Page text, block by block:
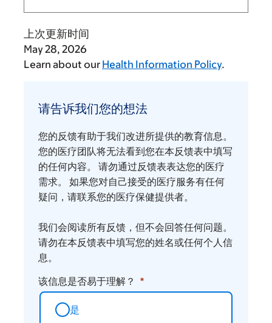
上次更新时间
May 28, 2026
Learn about our Health Information Policy.
告
我
们
您
的
想
请告诉我们您的想法
您的反馈有助于我们改进所提供的教育信息。
您的医疗团队将无法看到您在本反馈表中填写
的任何内容。 请勿通过反馈表表达您的医疗
需求。 如果您对自己接受的医疗服务有任何
疑问，请联系您的医疗保健提供者。
我们会阅读所有反馈，但不会回答任何问题。
请勿在本反馈表中填写您的姓名或任何个人信
息。
该信息是否易于理解？
是